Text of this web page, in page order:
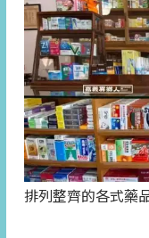
排列整齊的各式藥